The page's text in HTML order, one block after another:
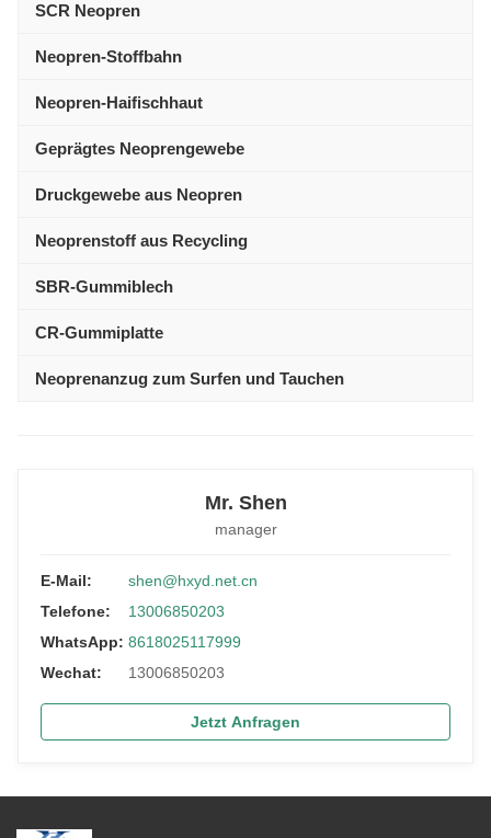
SCR Neopren
Neopren-Stoffbahn
Neopren-Haifischhaut
Geprägtes Neoprengewebe
Druckgewebe aus Neopren
Neoprenstoff aus Recycling
SBR-Gummiblech
CR-Gummiplatte
Neoprenanzug zum Surfen und Tauchen
Mr. Shen
manager
E-Mail:
shen@hxyd.net.cn
Telefone:
13006850203
WhatsApp: 8618025117999
Wechat:
13006850203
Jetzt Anfragen